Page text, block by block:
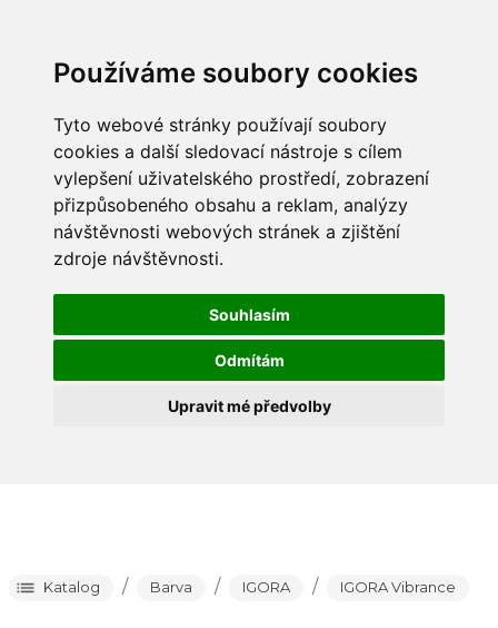
Používáme soubory cookies
Tyto webové stránky používají soubory
cookies a další sledovací nástroje s cílem
vylepšení uživatelského prostředí, zobrazení
přizpůsobeného obsahu a reklam, analýzy
návštěvnosti webových stránek a zjištění
zdroje návštěvnosti.
Souhlasím
Odmítám
Upravit mé předvolby
Katalog / Barva / IGORA / IGORA Vibrance